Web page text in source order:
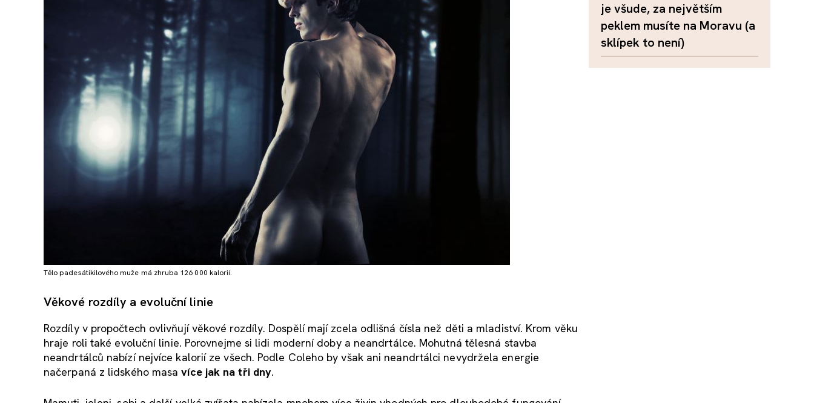
Tělo padesátikilového muže má zhruba 126 000 kalorií.
Věkové rozdíly a evoluční linie
Rozdíly v propočtech ovlivňují věkové rozdíly. Dospělí mají zcela odlišná čísla než děti a mladiství. Krom věku
hraje roli také evoluční linie. Porovnejme si lidi moderní doby a neandrtálce. Mohutná tělesná stavba
neandrtálců nabízí nejvíce kalorií ze všech. Podle Coleho by však ani neandrtálci nevydržela energie
načerpaná z lidského masavíce jak na tři dny.
je všude, za největším
peklem musíte na Moravu (a
sklípek to není)